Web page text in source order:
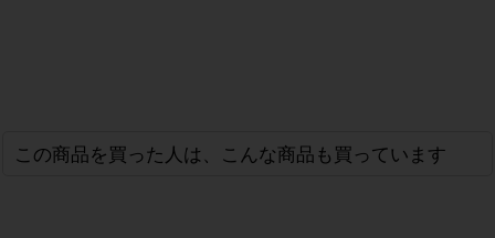
この商品を買った人は、こんな商品も買っています